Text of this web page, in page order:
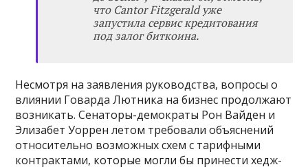
что Cantor Fitzgerald уже
запустиласервис кредитования
под залог биткоина.
Несмотря на заявления руководства, вопросы о
влиянии Говарда Лютника на бизнес продолжают
возникать. Сенаторы-демократы Рон Вайден и
Элизабет Уоррен летом требовали объяснений
относительно возможных схем с тарифными
контрактами, которые могли бы принести хедж-